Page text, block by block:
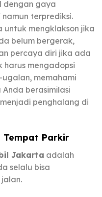
dengan gaya
terprediksi.
untuk mengklakson jika
belum bergerak,
percaya diri jika ada
harus mengadopsi
memahami
berasimilasi
penghalang di
Tempat Parkir
Jakarta adalah
selalu bisa